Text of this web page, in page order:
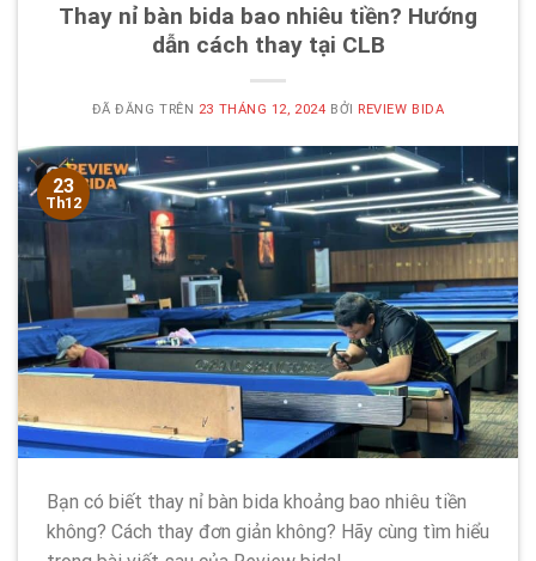
Thay nỉ bàn bida bao nhiêu tiền? Hướng
dẫn cách thay tại CLB
ĐÃ ĐĂNG TRÊN 23 THÁNG 12, 2024 BỞI REVIEW BIDA
23
Th12
Bạn có biết thay nỉ bàn bida khoảng bao nhiêu tiền
không? Cách thay đơn giản không? Hãy cùng tìm hiểu